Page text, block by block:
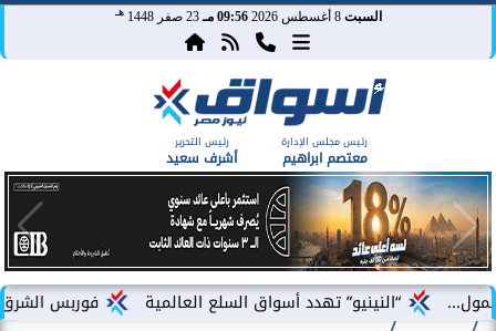
السبت 8 أغسطس 2026 09:56 مـ 23 صفر 1448 هـ
رئيس مجلس الإدارة
معتصم ابراهيم
رئيس التحرير
أشرف سعيد
فوربس الشرق الأوسط “النينيو” تهدد أسواق السلع العالمية